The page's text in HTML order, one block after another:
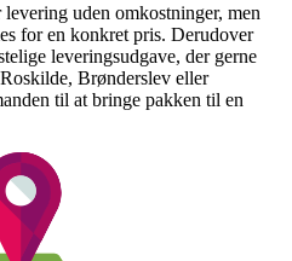
uden omkostninger, men
for en konkret pris. Derudover
leveringsudgave, der gerne
Brønderslev eller
til at bringe pakken til en